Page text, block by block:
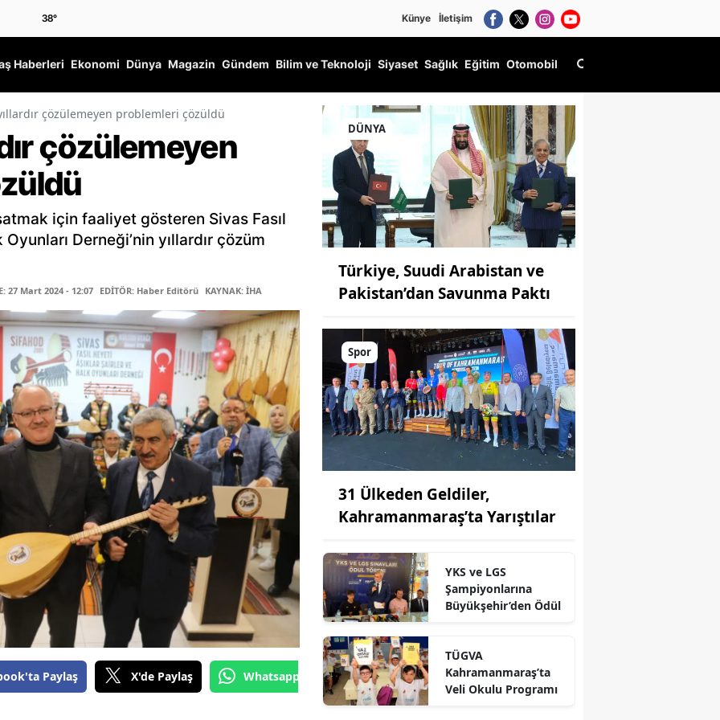
38° Künye İletişim
Haberleri Ekonomi Dünya Magazin Gündem Bilim ve Teknoloji Siyaset Sağlık Eğitim Otomobil
çözülemeyen problemleri çözüldü
çözülemeyen
için faaliyet gösteren Sivas Fasıl
Derneği’nin yıllardır çözüm
27 Mart 2024 - 12:07 EDİTÖR: Haber Editörü KAYNAK: İHA
Paylaş X'de Paylaş Whatsapp'tan Gönder
DÜNYA
Türkiye, Suudi Arabistan ve
Pakistan’dan Savunma Paktı
Spor
31 Ülkeden Geldiler,
Kahramanmaraş’ta Yarıştılar
YKS ve LGS
Şampiyonlarına
Büyükşehir’den Ödül
TÜGVA
Kahramanmaraş’ta
Veli Okulu Programı